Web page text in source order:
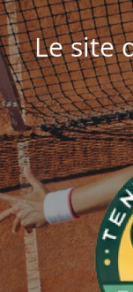
Le site